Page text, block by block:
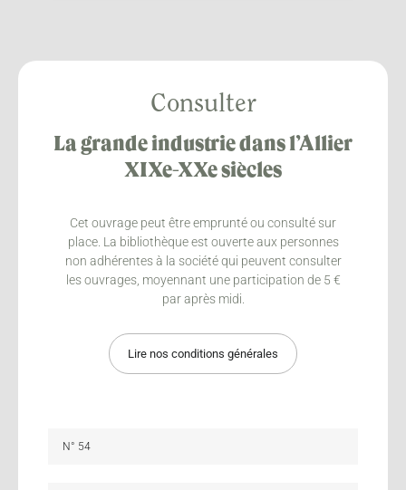
Consulter
La grande industrie dans l’Allier
XIXe-XXe siècles
Cet ouvrage peut être emprunté ou consulté sur
place. La bibliothèque est ouverte aux personnes
non adhérentes à la société qui peuvent consulter
les ouvrages, moyennant une participation de 5 €
par après midi.
Lire nos conditions générales